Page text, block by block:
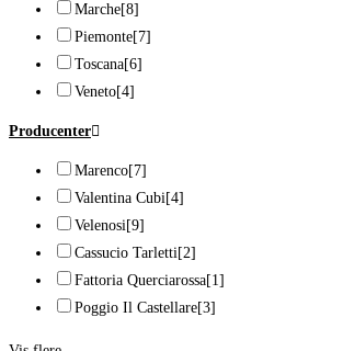
Marche[8]
Piemonte[7]
Toscana[6]
Veneto[4]
Producenter
Marenco[7]
Valentina Cubi[4]
Velenosi[9]
Cassucio Tarletti[2]
Fattoria Querciarossa[1]
Poggio Il Castellare[3]